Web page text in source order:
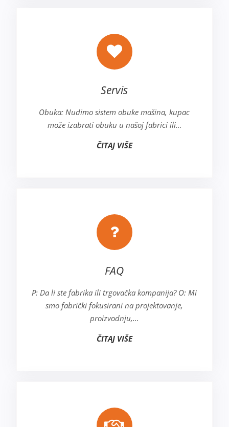
Servis
Obuka: Nudimo sistem obuke mašina, kupac
može izabrati obuku u našoj fabrici ili…
ČITAJ VIŠE
FAQ
P: Da li ste fabrika ili trgovačka kompanija? O: Mi
smo fabrički fokusirani na projektovanje,
proizvodnju,…
ČITAJ VIŠE